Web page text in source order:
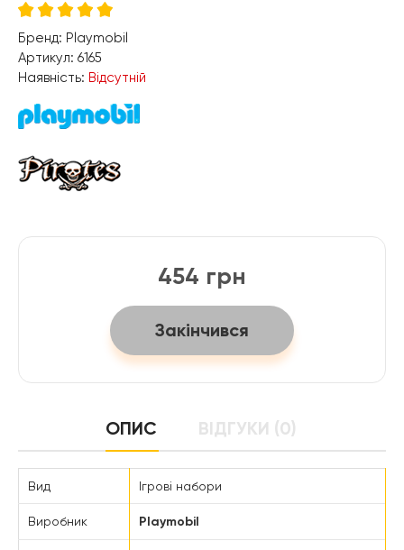
Бренд: Playmobil
Артикул: 6165
Наявність: Відсутній
454 грн
Закінчився
ОПИС ВІДГУКИ (0)
Вид Ігрові набори
Виробник Playmobil